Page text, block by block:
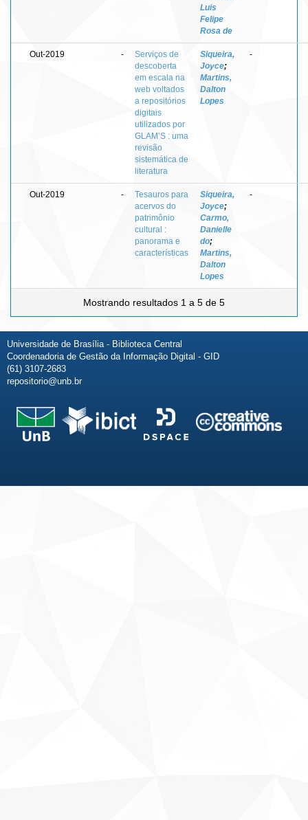
Luis
Felipe
Rosa de
Out-2019 -
Serviços de
descoberta
em escala na
web voltados
a repositórios
digitais
utilizados por
GLAM’S : uma
revisão
sistemática de
literatura
Siqueira,
Joyce;
Martins,
Dalton
Lopes
-
Out-2019 -
Tesauros para
acervos do
patrimônio
cultural :
panorama e
características
Siqueira,
Joyce;
Carmo,
Danielle
do;
Martins,
Dalton
Lopes
-
Mostrando resultados 1 a 5 de 5
Universidade de Brasília - Biblioteca Central
Coordenadoria de Gestão da Informação Digital - GID
(61) 3107-2683
repositorio@unb.br